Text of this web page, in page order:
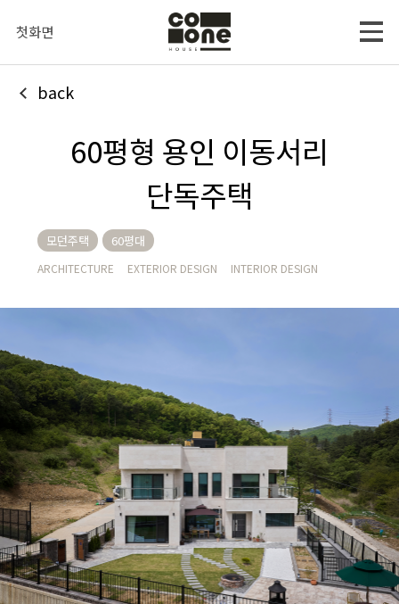
첫화면
back
60평형 용인 이동서리
단독주택
모던주택 60평대
ARCHITECTURE EXTERIOR DESIGN INTERIOR DESIGN